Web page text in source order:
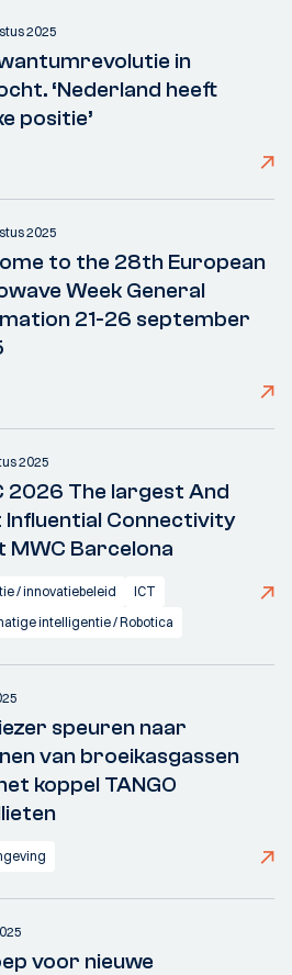
2025
in
‘Nederland heeft
positie’
2025
to the 28th European
Week General
21-26 september
2025
2026 The largest And
Influential Connectivity
MWC Barcelona
/ innovatiebeleid
ICT
intelligentie / Robotica
speuren naar
van broeikasgassen
koppel TANGO
voor nieuwe